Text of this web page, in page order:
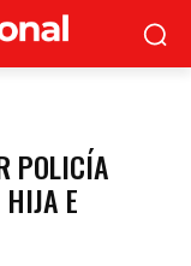
POLICÍA
E